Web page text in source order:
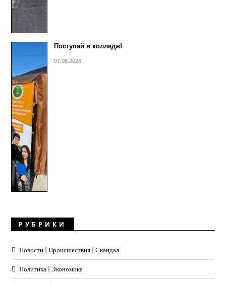
Поступай в колледж!
07.08.2026
РУБРИКИ
Новости | Происшествия | Скандал
Политика | Экономика